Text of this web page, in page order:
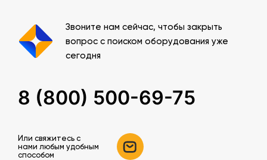
Звоните нам сейчас, чтобы закрыть
вопрос с поиском оборудования уже
сегодня
8 (800) 500-69-75
Или свяжитесь c
нами любым удобным
способом